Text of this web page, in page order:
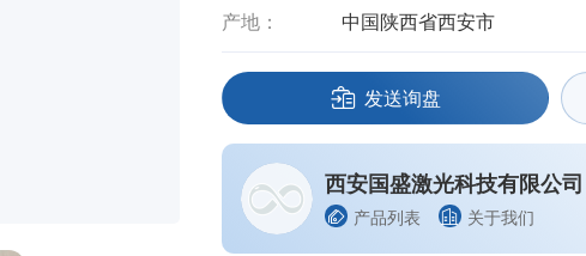
产地：
中国陕西省西安市
发送询盘
西安国盛激光科技有限公司
产品列表 关于我们